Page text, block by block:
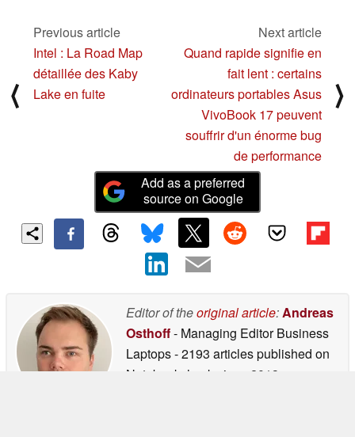
⟨
Previous article
Intel : La Road Map
détaillée des Kaby
Lake en fuite
Next article
Quand rapide signifie en
fait lent : certains
ordinateurs portables Asus
VivoBook 17 peuvent
souffrir d'un énorme bug
de performance
⟩
Add as a preferred
source on Google
Editor of theoriginal article:Andreas
Osthoff- Managing Editor Business
Laptops- 2193 articles published on
Notebookcheck
since 2013